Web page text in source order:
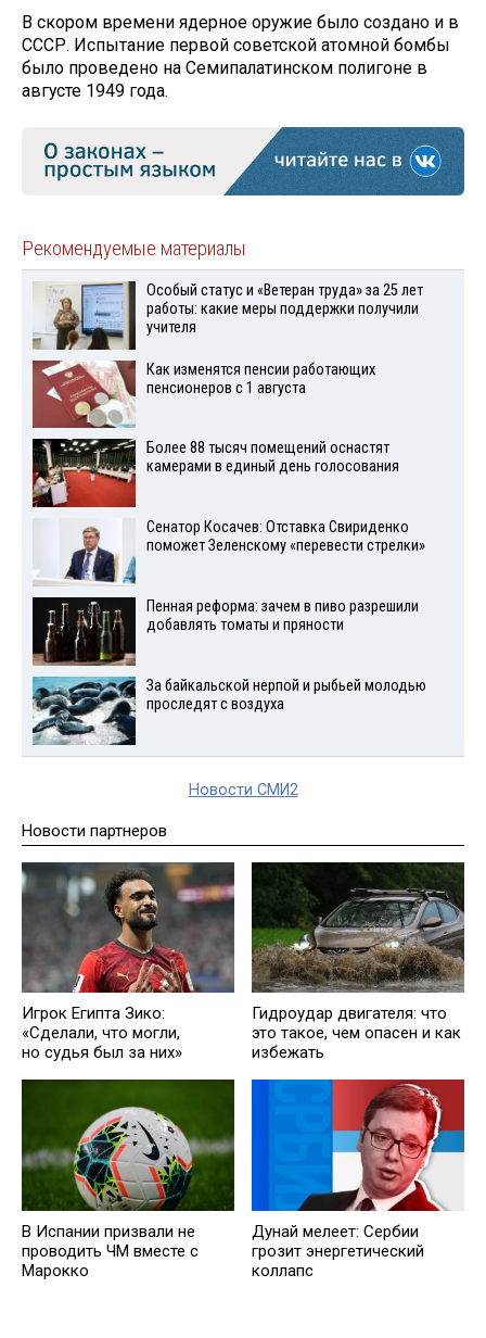
В скором времени ядерное оружие было создано и в
СССР. Испытание первой советской атомной бомбы
было проведено на Семипалатинском полигоне в
августе 1949 года.
Рекомендуемые материалы
Особый статус и «Ветеран труда» за 25 лет
работы: какие меры поддержки получили
учителя
Как изменятся пенсии работающих
пенсионеров с 1 августа
Более 88 тысяч помещений оснастят
камерами в единый день голосования
Сенатор Косачев: Отставка Свириденко
поможет Зеленскому «перевести стрелки»
Пенная реформа: зачем в пиво разрешили
добавлять томаты и пряности
За байкальской нерпой и рыбьей молодью
проследят с воздуха
Новости СМИ2
Новости партнеров
Игрок Египта Зико:
«Сделали, что могли,
но судья был за них»
Гидроудар двигателя: что
это такое, чем опасен и как
избежать
В Испании призвали не
проводить ЧМ вместе с
Марокко
Дунай мелеет: Сербии
грозит энергетический
коллапс